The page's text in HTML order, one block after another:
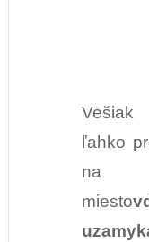
ľahko
na
miesto